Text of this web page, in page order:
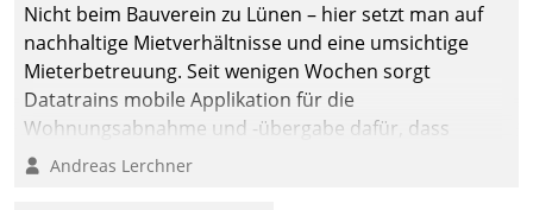
Nicht beim Bauverein zu Lünen – hier setzt man auf
nachhaltige Mietverhältnisse und eine umsichtige
Mieterbetreuung. Seit wenigen Wochen sorgt
Datatrains mobile Applikation für die
Wohnungsabnahme und -übergabe dafür, dass
Mieter wohlgeordnet kommen und, so es sein muss,
Andreas Lerchner